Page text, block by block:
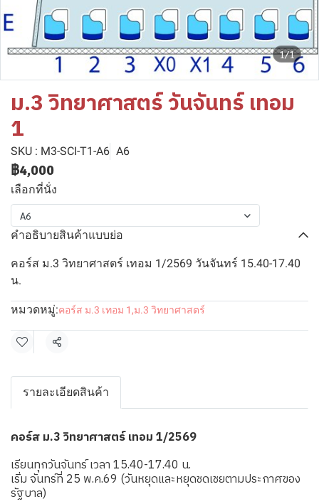
1/1
ม.3 วิทยาศาสตร์ วันจันทร์ เทอม
1
SKU : M3-SCI-T1-A6 A6
฿4,000
เลือกที่นั่ง
A6
คำอธิบายสินค้าแบบย่อ
คอร์ส ม.3 วิทยาศาสตร์ เทอม 1/2569 วันจันทร์ 15.40-17.40
น.
หมวดหมู่:คอร์ส ม.3 เทอม 1 ,ม.3 วิทยาศาสตร์
แชร์
รายละเอียดสินค้า
คอร์ส ม.3 วิทยาศาสตร์ เทอม 1/2569
เรียนทุกวันจันทร์ เวลา 15.40-17.40 น.
เริ่ม จันทร์ที่ 25 พ.ค.69 (วันหยุดและหยุดชดเชยตามประกาศของ
รัฐบาล)